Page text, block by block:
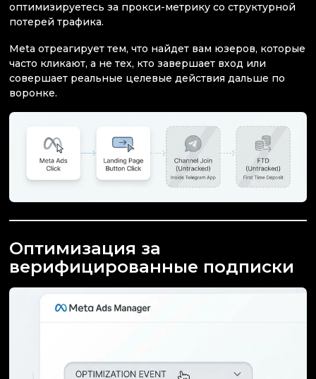
оптимизируетесь за прокси-метрику со структурной
потерей трафика.
Meta отреагирует тем, что найдет вам юзеров, которые
часто кликают, а не тех, кто завершает вход или
совершает реальные целевые действия дальше по
воронке.
Оптимизация за
верифицированные подписки